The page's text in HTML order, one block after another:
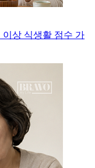
이상 식생활 점수 가